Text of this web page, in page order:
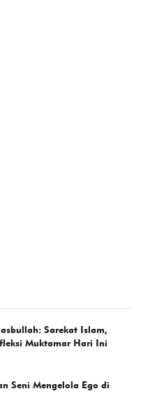
Sarekat Islam,
Muktamar Hari Ini
Seni Mengelola Ego di